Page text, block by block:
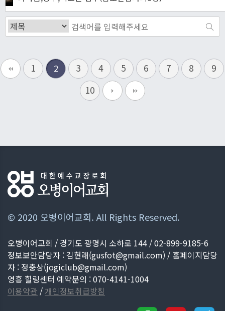
1 2 3 4 5 6 7 8
9
10
© 2020 오병이어교회. All Rights Reserved.
오병이어교회 / 경기도 광명시 소하로 144 / 02-899-9185-6
정보보안담당자 : 김현래(gusfot@gmail.com) / 홈페이지담당
자 : 정충상(jogiclub@gmail.com)
영흥 힐링센터 예약문의 : 070-4141-1004
이용약관 /개인정보취급방침